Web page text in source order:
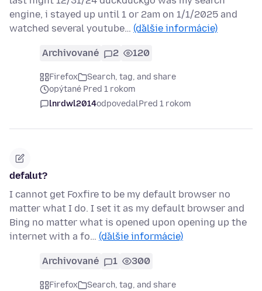
engine, i stayed up until 1 or 2am on 1/1/2025 and
watched several youtube… (ďalšie informácie)
Archivované 2 120
Firefox
Search, tag, and share
opýtané Pred 1 rokom
lnrdwl2014odpovedalPred 1 rokom
defalut?
I cannot get Foxfire to be my default browser no
matter what I do. I set it as my default browser and
Bing no matter what is opened upon opening up the
internet with a fo… (ďalšie informácie)
Archivované 1 300
Firefox
Search, tag, and share